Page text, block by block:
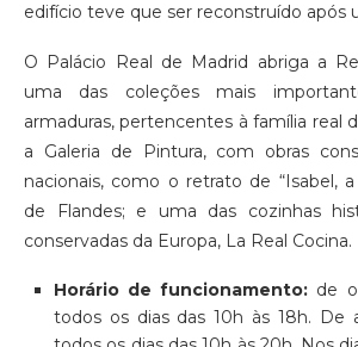
edifício teve que ser reconstruído após
O Palácio Real de Madrid abriga a
uma das coleções mais
armaduras, pertencentes à família real
a Galeria de Pintura, com obras
nacionais, como o retrato de “Isabel,
de Flandes; e uma das cozinhas
conservadas da Europa, La Real Cocina.
Horário de funcionamento: de
todos os dias das 10h às 18h. De